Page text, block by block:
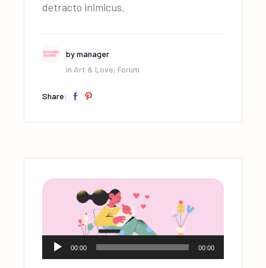
detracto inimicus.
bymanager
in Art & Love, Forum
Share:
Lecteur
audio
00:00 00:00